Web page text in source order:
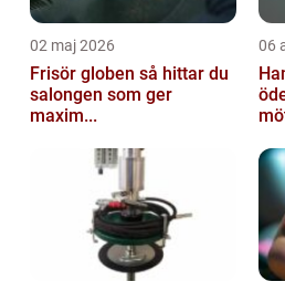
02 maj 2026
Frisör globen så hittar du
salongen som ger
maxim...
06